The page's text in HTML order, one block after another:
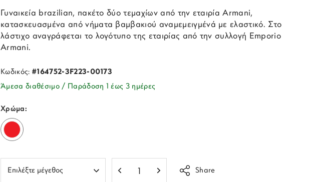
Γυναικεία brazilian, πακέτο δύο τεμαχίων από την εταιρία Armani,
κατασκευασμένα από νήματα βαμβακιού αναμεμειγμένά με ελαστικό. Στο
λάστιχο αναγράφεται το λογότυπο της εταιρίας από την συλλογή Emporio
Armani.
Κωδικός:#164752-3F223-00173
Άμεσα διαθέσιμο / Παράδοση 1 έως 3 ημέρες
Χρώμα:
Share